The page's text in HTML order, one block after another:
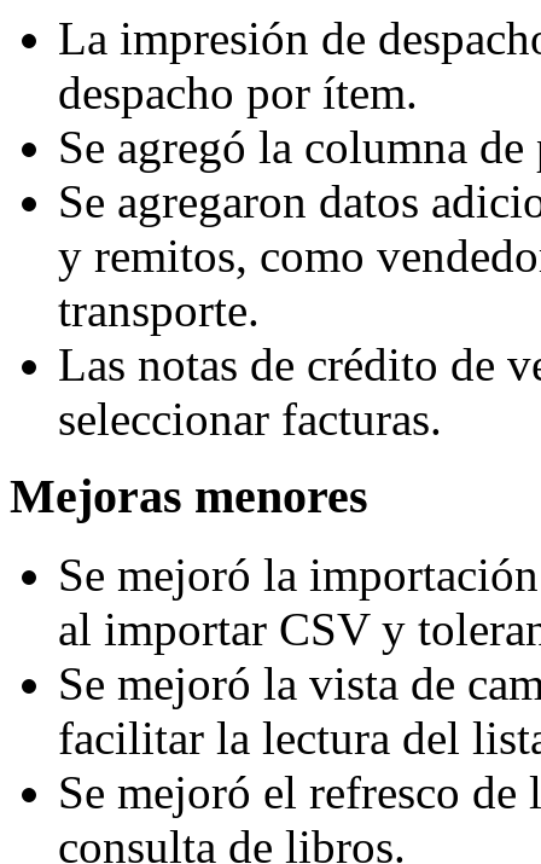
La impresión de
despacho por ítem.
Se agregó la columna
Se agregaron datos
y remitos, como
transporte.
Las notas de crédito de
seleccionar facturas.
Mejoras menores
Se mejoró la
al importar CSV y
Se mejoró la vista de
facilitar la lectura del
Se mejoró el refresco
consulta de libros.